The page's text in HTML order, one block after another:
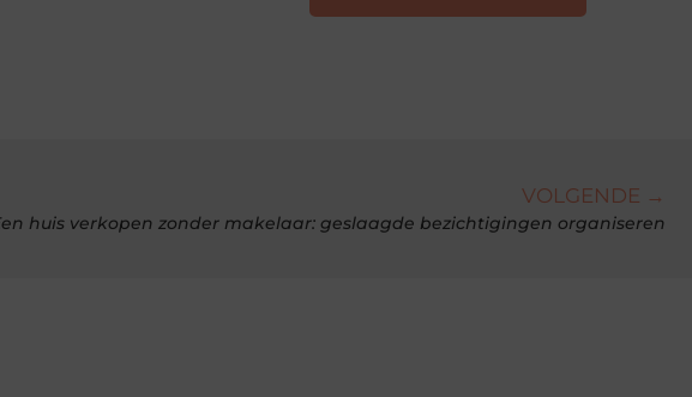
VOLGENDE →
huis verkopen zonder makelaar: geslaagde bezichtigingen organiseren